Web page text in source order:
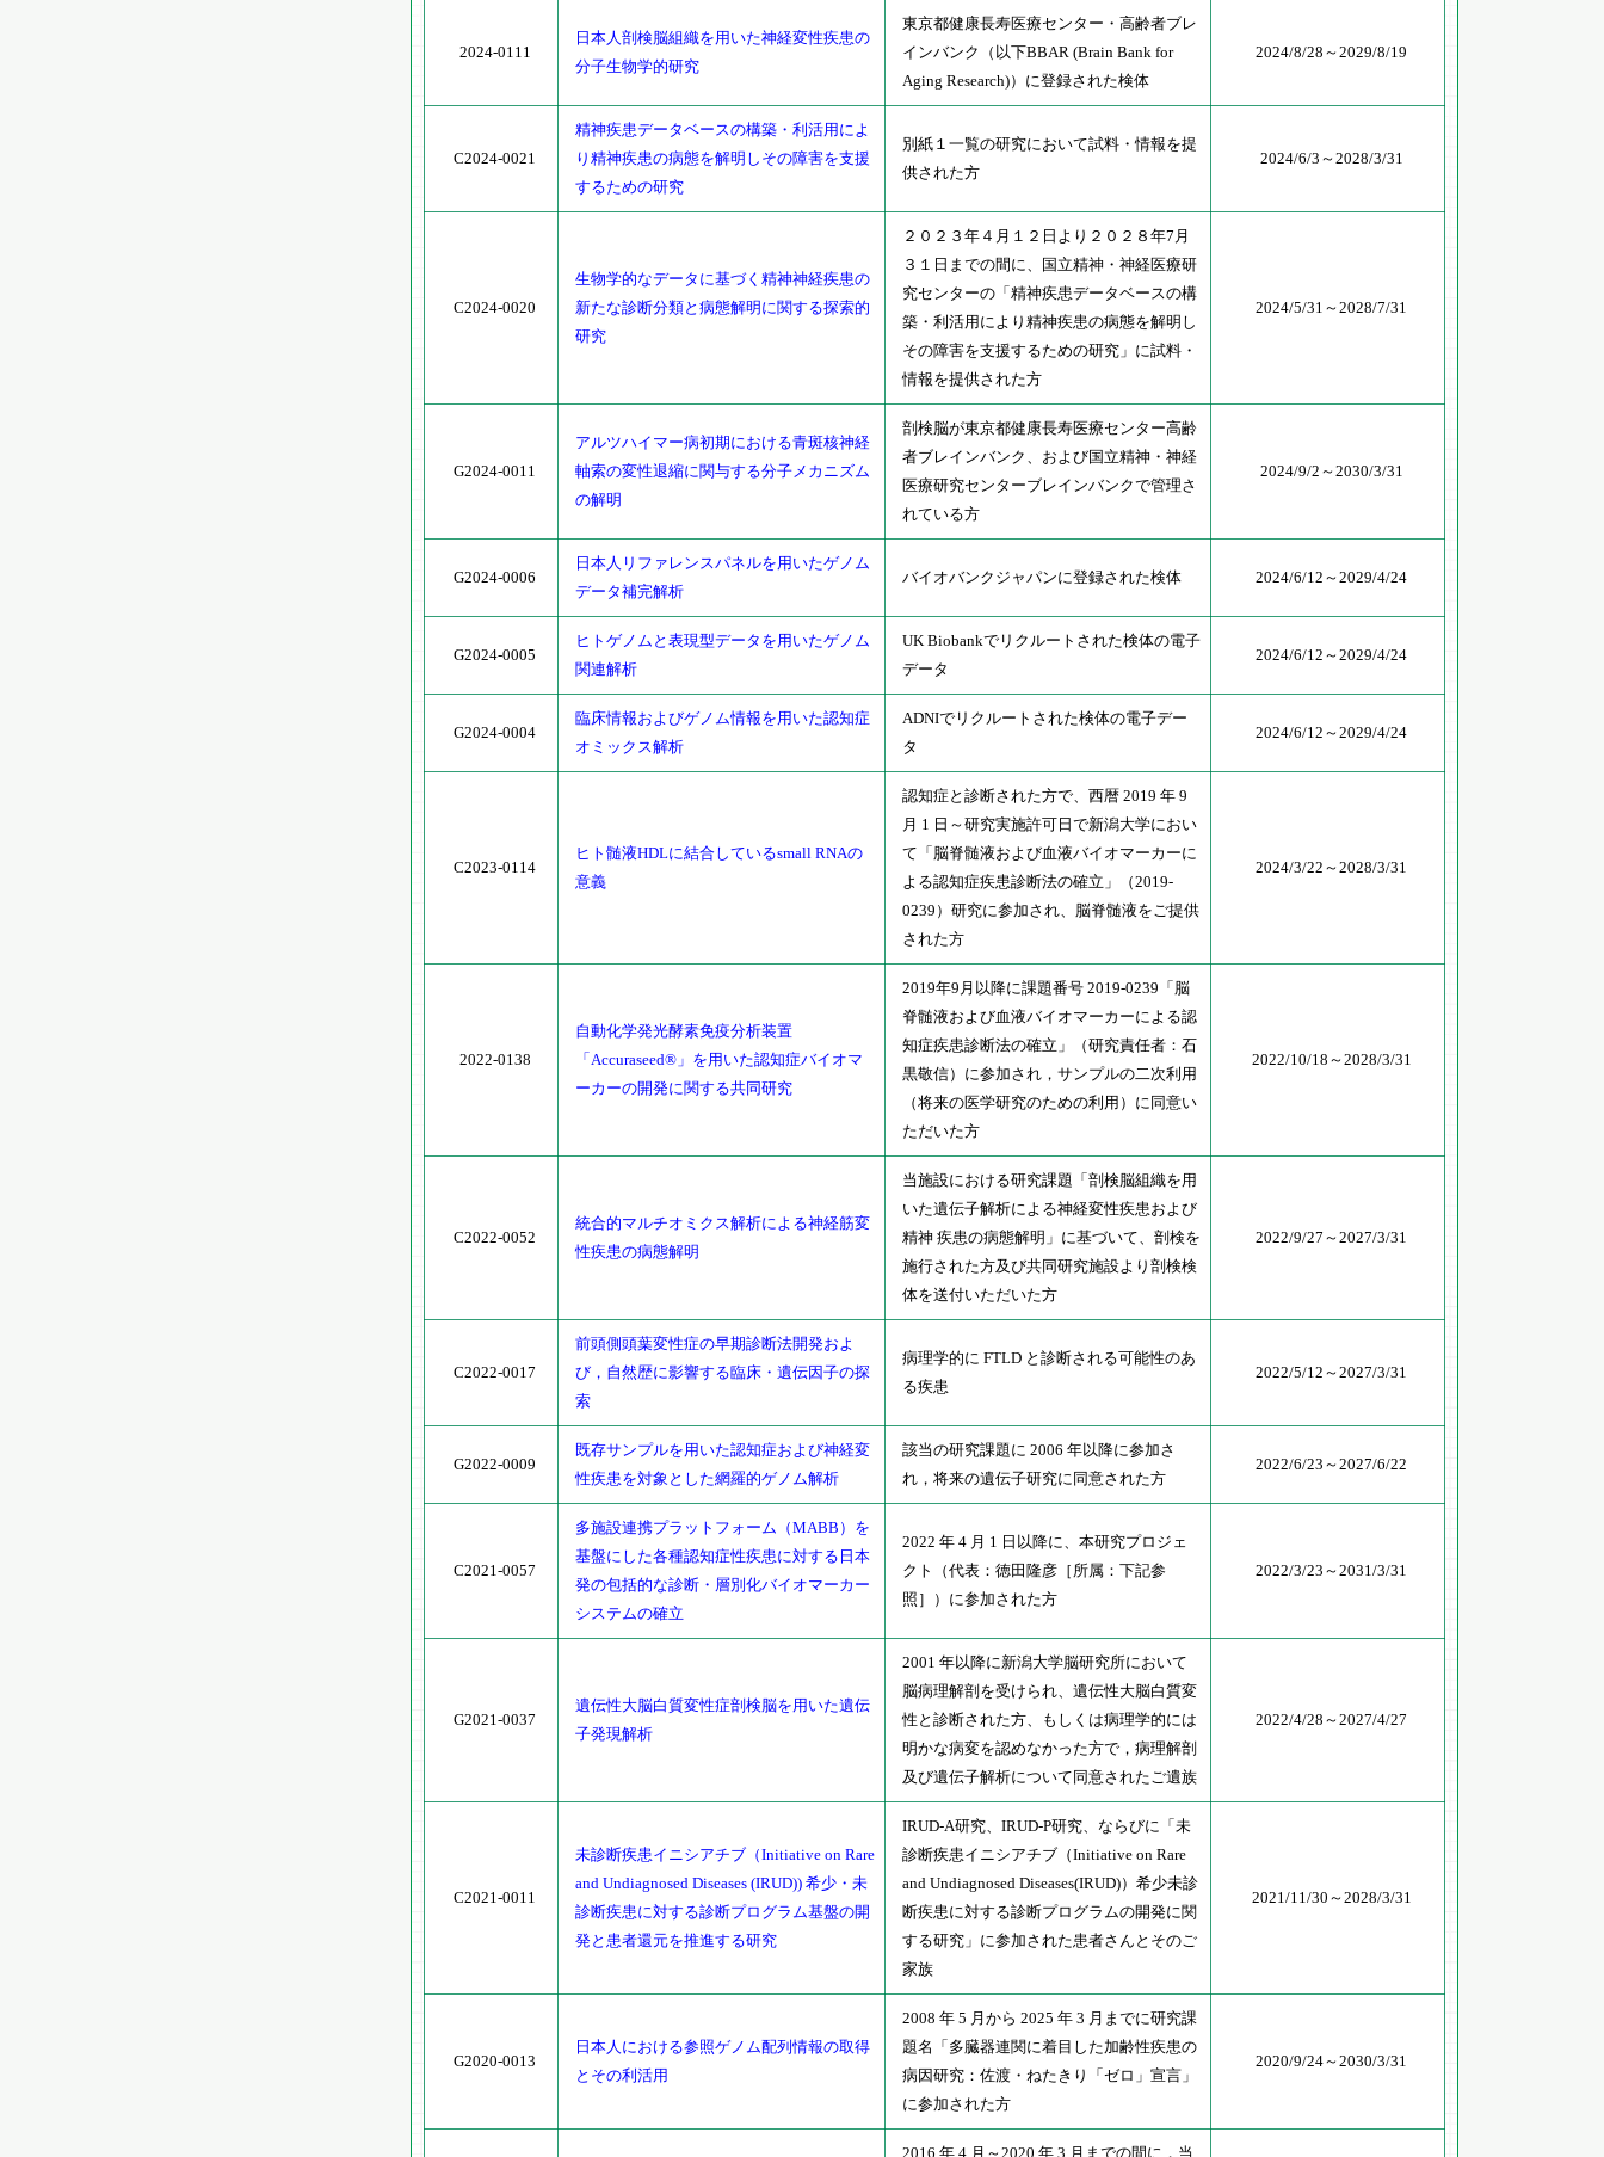
2024-0111
日本人剖検脳組織を用いた神経変性疾患の
分子生物学的研究
東京都健康長寿医療センター・高齢者ブレ
インバンク（以下BBAR (Brain Bank for
Aging Research)）に登録された検体
2024/8/28～2029/8/19
C2024-0021
精神疾患データベースの構築・利活用によ
り精神疾患の病態を解明しその障害を支援
するための研究
別紙１一覧の研究において試料・情報を提
供された方
2024/6/3～2028/3/31
C2024-0020
生物学的なデータに基づく精神神経疾患の
新たな診断分類と病態解明に関する探索的
研究
２０２３年４月１２日より２０２８年7月
３１日までの間に、国立精神・神経医療研
究センターの「精神疾患データベースの構
築・利活用により精神疾患の病態を解明し
その障害を支援するための研究」に試料・
情報を提供された方
2024/5/31～2028/7/31
G2024-0011
アルツハイマー病初期における青斑核神経
軸索の変性退縮に関与する分子メカニズム
の解明
剖検脳が東京都健康長寿医療センター高齢
者ブレインバンク、および国立精神・神経
医療研究センターブレインバンクで管理さ
れている方
2024/9/2～2030/3/31
G2024-0006
日本人リファレンスパネルを用いたゲノム
データ補完解析
バイオバンクジャパンに登録された検体 2024/6/12～2029/4/24
G2024-0005
ヒトゲノムと表現型データを用いたゲノム
関連解析
UK Biobankでリクルートされた検体の電子
データ
2024/6/12～2029/4/24
G2024-0004
臨床情報およびゲノム情報を用いた認知症
オミックス解析
ADNIでリクルートされた検体の電子デー
タ
2024/6/12～2029/4/24
C2023-0114
ヒト髄液HDLに結合しているsmall RNAの
意義
認知症と診断された方で、西暦 2019 年 9
月 1 日～研究実施許可日で新潟大学におい
て「脳脊髄液および血液バイオマーカーに
よる認知症疾患診断法の確立」（2019-
0239）研究に参加され、脳脊髄液をご提供
された方
2024/3/22～2028/3/31
2022-0138
自動化学発光酵素免疫分析装置
「Accuraseed®」を用いた認知症バイオマ
ーカーの開発に関する共同研究
2019年9月以降に課題番号 2019-0239「脳
脊髄液および血液バイオマーカーによる認
知症疾患診断法の確立」（研究責任者：石
黒敬信）に参加され，サンプルの二次利用
（将来の医学研究のための利用）に同意い
ただいた方
2022/10/18～2028/3/31
C2022-0052
統合的マルチオミクス解析による神経筋変
性疾患の病態解明
当施設における研究課題「剖検脳組織を用
いた遺伝子解析による神経変性疾患および
精神 疾患の病態解明」に基づいて、剖検を
施行された方及び共同研究施設より剖検検
体を送付いただいた方
2022/9/27～2027/3/31
C2022-0017
前頭側頭葉変性症の早期診断法開発およ
び，自然歴に影響する臨床・遺伝因子の探
索
病理学的に FTLD と診断される可能性のあ
る疾患
2022/5/12～2027/3/31
G2022-0009
既存サンプルを用いた認知症および神経変
性疾患を対象とした網羅的ゲノム解析
該当の研究課題に 2006 年以降に参加さ
れ，将来の遺伝子研究に同意された方
2022/6/23～2027/6/22
C2021-0057
多施設連携プラットフォーム（MABB）を
基盤にした各種認知症性疾患に対する日本
発の包括的な診断・層別化バイオマーカー
システムの確立
2022 年 4 月 1 日以降に、本研究プロジェ
クト（代表：徳田隆彦［所属：下記参
照］）に参加された方
2022/3/23～2031/3/31
G2021-0037
遺伝性大脳白質変性症剖検脳を用いた遺伝
子発現解析
2001 年以降に新潟大学脳研究所において
脳病理解剖を受けられ、遺伝性大脳白質変
性と診断された方、もしくは病理学的には
明かな病変を認めなかった方で，病理解剖
及び遺伝子解析について同意されたご遺族
2022/4/28～2027/4/27
C2021-0011
未診断疾患イニシアチブ（Initiative on Rare
and Undiagnosed Diseases (IRUD)) 希少・未
診断疾患に対する診断プログラム基盤の開
発と患者還元を推進する研究
IRUD-A研究、IRUD-P研究、ならびに「未
診断疾患イニシアチブ（Initiative on Rare
and Undiagnosed Diseases(IRUD)）希少未診
断疾患に対する診断プログラムの開発に関
する研究」に参加された患者さんとそのご
家族
2021/11/30～2028/3/31
G2020-0013
日本人における参照ゲノム配列情報の取得
とその利活用
2008 年 5 月から 2025 年 3 月までに研究課
題名「多臓器連関に着目した加齢性疾患の
病因研究：佐渡・ねたきり「ゼロ」宣言」
に参加された方
2020/9/24～2030/3/31
2016 年 4 月～2020 年 3 月までの間に，当